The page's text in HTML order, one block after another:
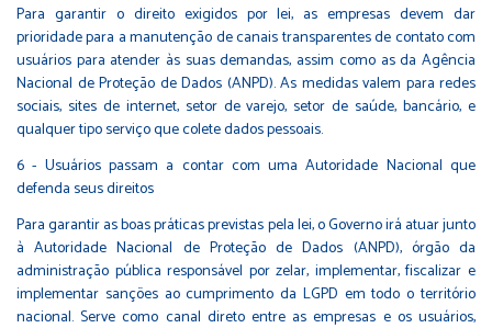
Para garantir o direito exigidos por lei, as empresas devem dar
prioridade para a manutenção de canais transparentes de contato com
usuários para atender às suas demandas, assim como as da Agência
Nacional de Proteção de Dados (ANPD). As medidas valem para redes
sociais, sites de internet, setor de varejo, setor de saúde, bancário, e
qualquer tipo serviço que colete dados pessoais.
6 - Usuários passam a contar com uma Autoridade Nacional que
defenda seus direitos
Para garantir as boas práticas previstas pela lei, o Governo irá atuar junto
à Autoridade Nacional de Proteção de Dados (ANPD), órgão da
administração pública responsável por zelar, implementar, fiscalizar e
implementar sanções ao cumprimento da LGPD em todo o território
nacional. Serve como canal direto entre as empresas e os usuários,